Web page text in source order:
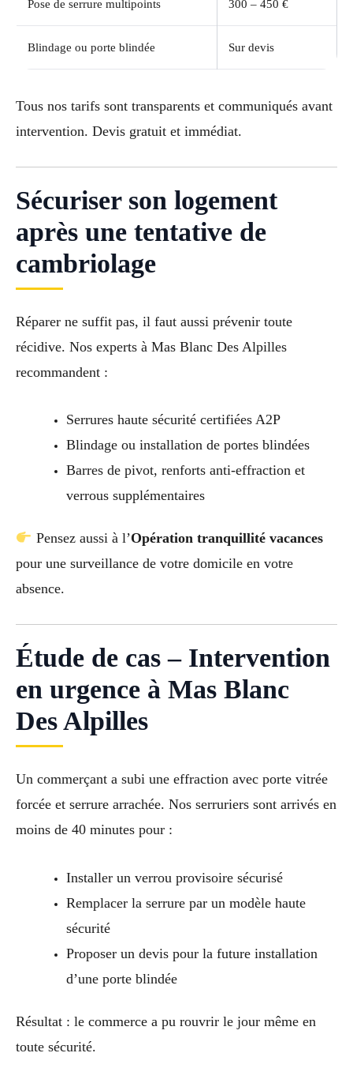
Pose de serrure multipoints 300 – 450 €
Blindage ou porte blindée Sur devis
Tous nos tarifs sont transparents et communiqués avant
intervention. Devis gratuit et immédiat.
Sécuriser son logement
après une tentative de
cambriolage
Réparer ne suffit pas, il faut aussi prévenir toute
récidive. Nos experts à Mas Blanc Des Alpilles
recommandent :
Serrures haute sécurité certifiées A2P
Blindage ou installation de portes blindées
Barres de pivot, renforts anti-effraction et
verrous supplémentaires
Pensez aussi à l’Opération tranquillité vacances
pour une surveillance de votre domicile en votre
absence.
Étude de cas – Intervention
en urgence à Mas Blanc
Des Alpilles
Un commerçant a subi une effraction avec porte vitrée
forcée et serrure arrachée. Nos serruriers sont arrivés en
moins de 40 minutes pour :
Installer un verrou provisoire sécurisé
Remplacer la serrure par un modèle haute
sécurité
Proposer un devis pour la future installation
d’une porte blindée
Résultat : le commerce a pu rouvrir le jour même en
toute sécurité.